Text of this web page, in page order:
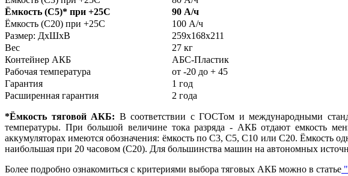
Ёмкость (С5)* при +25С
90 А/ч
Ёмкость (С20) при +25С
100 А/ч
Размер: ДхШхВ
259х168х211
Вес
27 кг
Контейнер АКБ
АБС-Пластик
Рабочая температура
от -20 до + 45
Гарантия
1 год
Расширенная гарантия
2 года
*Ёмкость тяговой АКБ: В соответствии с ГОСТом и международными
температуры. При большой величине тока разряда - АКБ отдают емкость
аккумуляторах имеются обозначения: ёмкость по С3, С5, С10 или С20. Ёмкость
наибольшая при 20 часовом (С20). Для большинства машин на автономных
Более подробно ознакомиться с критериями выбора тяговых АКБ можно в статье